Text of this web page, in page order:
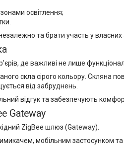
освітлення;
та брати участь у власних
де важливі не лише
скла сірого кольору. Скляна
від забруднень.
відгук та забезпечують
Gateway
ZigBee шлюз (Gateway).
мобільним застосунком